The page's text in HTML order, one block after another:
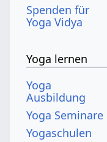
Spenden für
Yoga Vidya
Yoga lernen
Yoga
Ausbildung
Yoga Seminare
Yogaschulen